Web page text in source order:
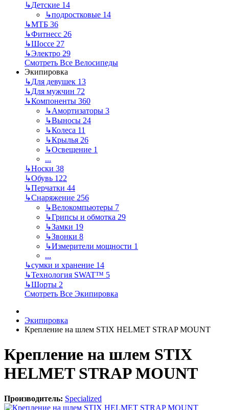
↳Детские 14
↳подростковые 14
↳МТБ 36
↳Фитнесс 26
↳Шоссе 27
↳Электро 29
Смотреть Все Велосипеды
Экипировка
↳Для девушек 13
↳Для мужчин 72
↳Компоненты 360
↳Амортизаторы 3
↳Выносы 24
↳Колеса 11
↳Крылья 26
↳Освещение 1
...
↳Носки 38
↳Обувь 122
↳Перчатки 44
↳Снаряжение 256
↳Велокомпьютеры 7
↳Грипсы и обмотка 29
↳Замки 19
↳Звонки 8
↳Измерители мощности 1
...
↳сумки и хранение 14
↳Технология SWAT™ 5
↳Шорты 2
Смотреть Все Экипировка
Экипировка
Крепление на шлем STIX HELMET STRAP MOUNT
Крепление на шлем STIX
HELMET STRAP MOUNT
Производитель: Specialized